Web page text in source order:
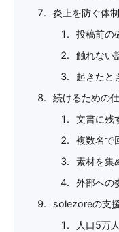
炎上を防ぐ体制
投稿前の
触れない
起きたと
続けるための
文書に残
複数名で
素材を集
外部への
solezoreの支
人口5万